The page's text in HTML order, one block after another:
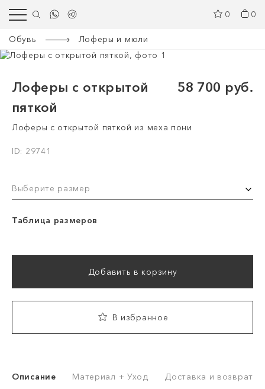
0 0
Обувь Лоферы и мюли
Лоферы с открытой
пяткой
58 700 руб.
Лоферы с открытой пяткой из меха пони
ID: 29741
Выберите размер
Таблица размеров
Добавить в корзину
В избранное
Описание Материал + Уход Доставка и возврат